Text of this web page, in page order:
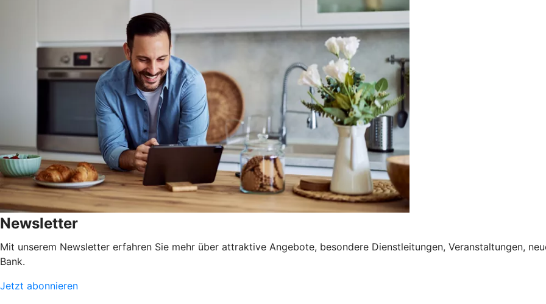
Newsletter
Mit unserem Newsletter erfahren Sie mehr über attraktive Angebote, besondere Dienstleitungen, Veranstaltungen,
Bank.
Jetzt abonnieren